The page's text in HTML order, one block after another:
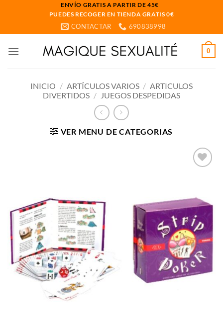
ENVÍO GRATIS A PARTIR DE 45€
PUEDES RECOGER EN TIENDA GRATIS 0€
CONTACTAR 690838998
0
INICIO / ARTÍCULOS VARIOS / ARTICULOS
DIVERTIDOS / JUEGOS DESPEDIDAS
VER MENU DE CATEGORIAS
de